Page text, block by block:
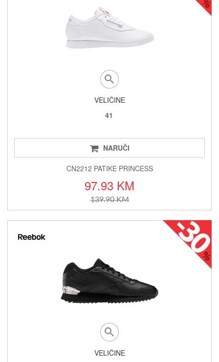
VELIČINE
41
NARUČI
CN2212 PATIKE PRINCESS
97.93 KM
139.90 KM
VELIČINE